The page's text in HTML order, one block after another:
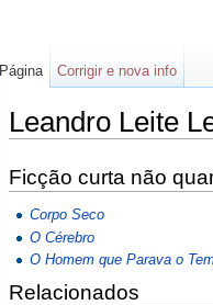
Leandro Leite
Ficção curta não
Corpo Seco
O Cérebro
O Homem que Parava o
Relacionados
Página Corrigir e nova info